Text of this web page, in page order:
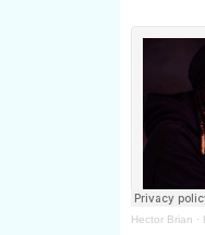
Hector Brian ·